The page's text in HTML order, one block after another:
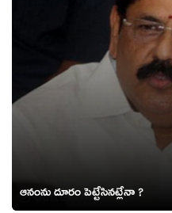
ఆనంను దూరం పెట్టేసినట్లేనా ?